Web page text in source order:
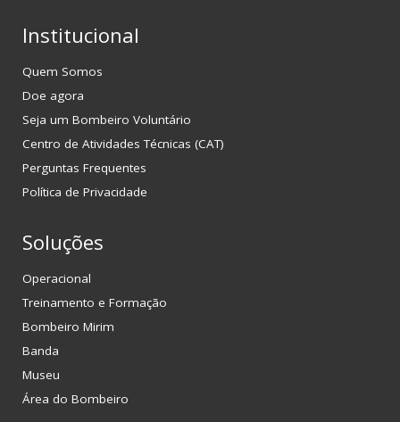
Institucional
Quem Somos
Doe agora
Seja um Bombeiro Voluntário
Centro de Atividades Técnicas (CAT)
Perguntas Frequentes
Política de Privacidade
Soluções
Operacional
Treinamento e Formação
Bombeiro Mirim
Banda
Museu
Área do Bombeiro